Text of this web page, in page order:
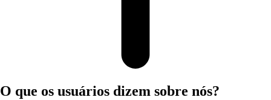
O que os usuários dizem sobre nós?